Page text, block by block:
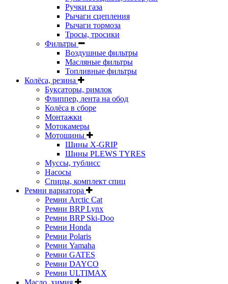
Ручки газа
Рычаги сцепления
Рычаги тормоза
Тросы, тросики
Фильтры
Воздушные фильтры
Масляные фильтры
Топливные фильтры
Колёса, резина
Буксаторы, римлок
Флиппер, лента на обод
Колёса в сборе
Монтажки
Мотокамеры
Мотошины
Шины X-GRIP
Шины PLEWS TYRES
Муссы, тублисс
Насосы
Спицы, комплект спиц
Ремни вариатора
Ремни Arctic Cat
Ремни BRP Lynx
Ремни BRP Ski-Doo
Ремни Honda
Ремни Polaris
Ремни Yamaha
Ремни GATES
Ремни DAYCO
Ремни ULTIMAX